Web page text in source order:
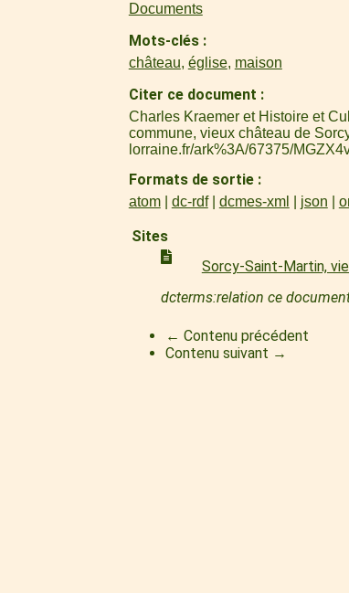
Documents
Mots-clés
château, église, maison
Citer ce document
Charles Kraemer et Histoire et
commune, vieux château de
lorraine.fr/ark%3A/67375/
Formats de sortie
atom dc-rdf dcmes-xml json
Sites
Sorcy-Saint-Martin,
dcterms:relation ce
← Contenu précédent
Contenu suivant →